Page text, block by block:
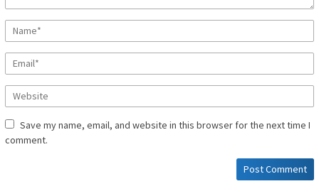
Save my name, email, and website in this browser for the next time I
comment.